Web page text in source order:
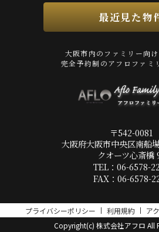
最近見た物
大阪市内のファミリー向
完全予約制のアフロファミ
〒542-0081
大阪府大阪市中央区南船
クオーツ心斎橋
TEL：06-6578-
FAX：06-6578-
プライバシーポリシー 利用規約 ア
Copyright(c) 株式会社アフロ All